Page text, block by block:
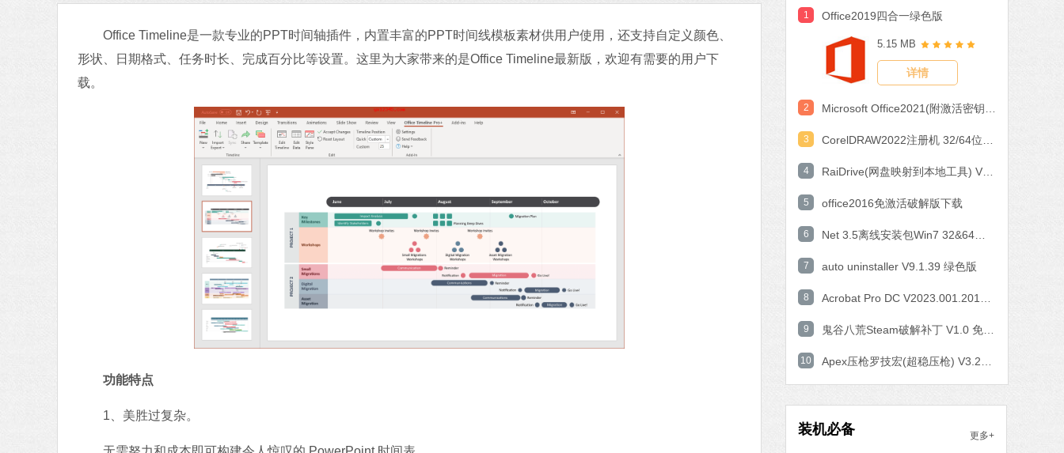
Office Timeline是一款专业的PPT时间轴插件，内置丰富的PPT时间线模板素材供用户使用，还支持自定义颜色、
形状、日期格式、任务时长、完成百分比等设置。这里为大家带来的是Office Timeline最新版，欢迎有需要的用户下
载。
功能特点
1、美胜过复杂。
1 Office2019四合一绿色版
5.15 MB
详情
2
3
4
5 office2016免激活破解版下载
6
7 auto uninstaller V9.1.39 绿色版
8
9
10
装机必备 更多+
Office 2021
软件大小：5.15 MB
软件语言：简体中文
石大师一键重装系统
软件语言：简体中文
腾讯视频
软件语言：简体中文
下载